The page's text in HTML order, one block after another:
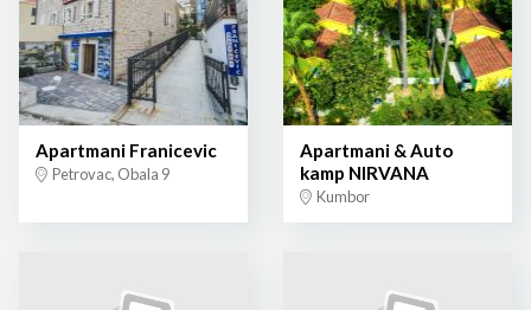
Apartmani Franicevic
Petrovac, Obala 9
Apartmani & Auto
kamp NIRVANA
Kumbor